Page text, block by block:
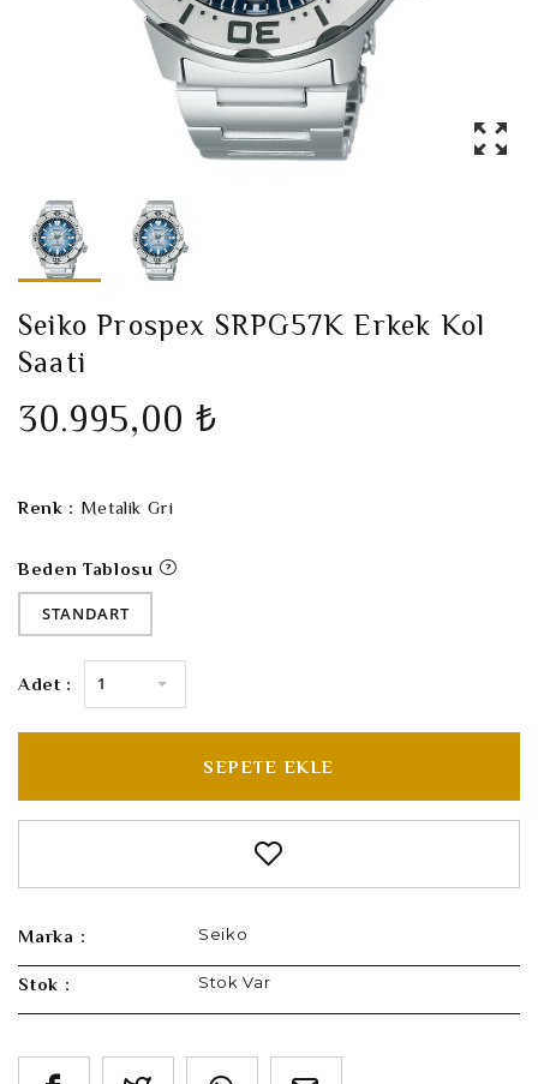
Seiko Prospex SRPG57K Erkek Kol
Saati
30.995,00 ₺
Renk : Metalik Gri
Beden Tablosu
STANDART
Adet : 1
SEPETE EKLE
Marka : Seiko
Stok : Stok Var